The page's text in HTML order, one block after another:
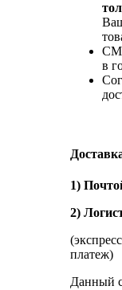
в
1)
2)
платеж)
Данный